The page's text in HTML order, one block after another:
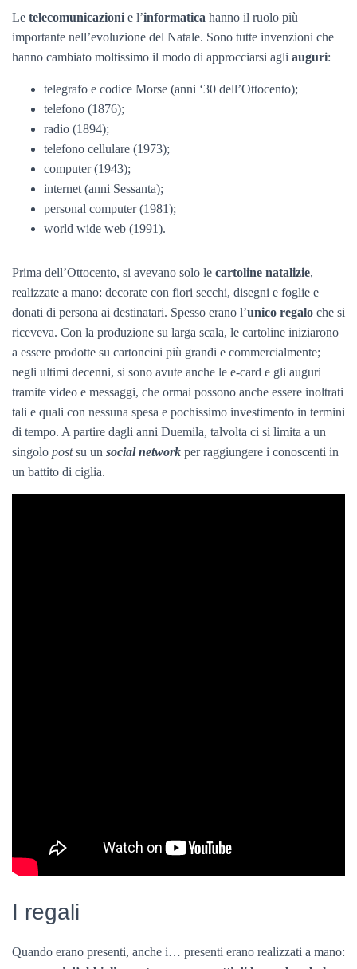
Le telecomunicazioni e l’informatica hanno il ruolo più
importante nell’evoluzione del Natale. Sono tutte invenzioni che
hanno cambiato moltissimo il modo di approcciarsi agli auguri:
telegrafo e codice Morse (anni ‘30 dell’Ottocento);
telefono (1876);
radio (1894);
telefono cellulare (1973);
computer (1943);
internet (anni Sessanta);
personal computer (1981);
world wide web (1991).
Prima dell’Ottocento, si avevano solo le cartoline natalizie,
realizzate a mano: decorate con fiori secchi, disegni e foglie e
donati di persona ai destinatari. Spesso erano l’unico regalo che si
riceveva. Con la produzione su larga scala, le cartoline iniziarono
a essere prodotte su cartoncini più grandi e commercialmente;
negli ultimi decenni, si sono avute anche le e-card e gli auguri
tramite video e messaggi, che ormai possono anche essere inoltrati
tali e quali con nessuna spesa e pochissimo investimento in termini
di tempo. A partire dagli anni Duemila, talvolta ci si limita a un
singolo postsu un social network per raggiungere i conoscenti in
un battito di ciglia.
I regali
Quando erano presenti, anche i… presenti erano realizzati a mano: